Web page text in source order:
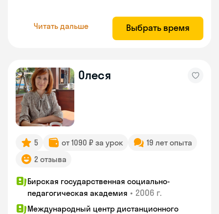
Читать дальше Выбрать время
Олеся
5 от 1090 ₽ за урок
19 лет опыта
2 отзыва
Бирская государственная социально-
педагогическая академия • 2006 г.
Международный центр дистанционного